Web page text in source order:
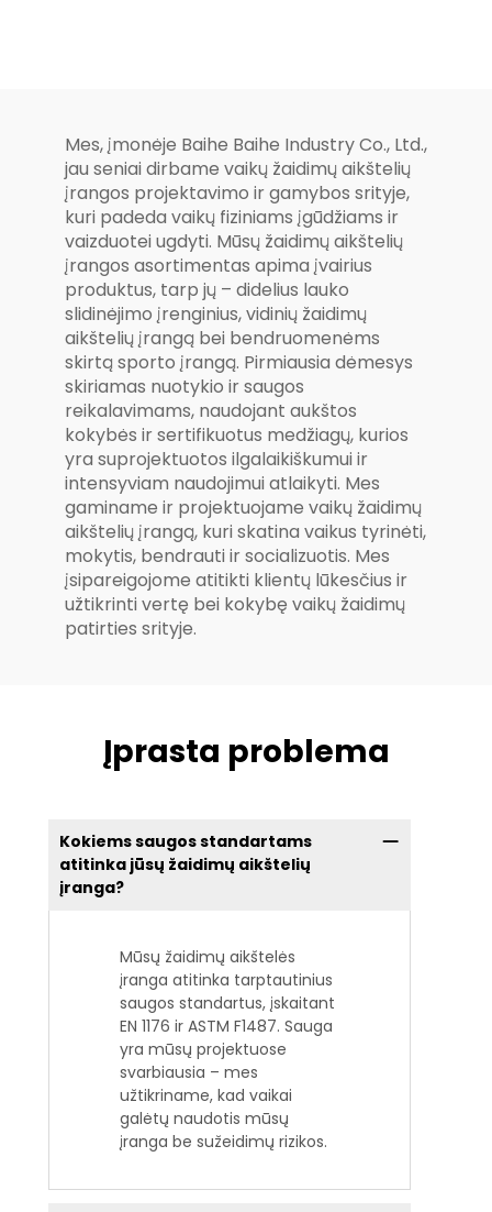
mašina
naudojimo parko
sportui
Mes, įmonėje Baihe Baihe Industry Co., Ltd.,
jau seniai dirbame vaikų žaidimų aikštelių
įrangos projektavimo ir gamybos srityje,
kuri padeda vaikų fiziniams įgūdžiams ir
vaizduotei ugdyti. Mūsų žaidimų aikštelių
įrangos asortimentas apima įvairius
produktus, tarp jų – didelius lauko
slidinėjimo įrenginius, vidinių žaidimų
aikštelių įrangą bei bendruomenėms
skirtą sporto įrangą. Pirmiausia dėmesys
skiriamas nuotykio ir saugos
reikalavimams, naudojant aukštos
kokybės ir sertifikuotus medžiagų, kurios
yra suprojektuotos ilgalaikiškumui ir
intensyviam naudojimui atlaikyti. Mes
gaminame ir projektuojame vaikų žaidimų
aikštelių įrangą, kuri skatina vaikus tyrinėti,
mokytis, bendrauti ir socializuotis. Mes
įsipareigojome atitikti klientų lūkesčius ir
užtikrinti vertę bei kokybę vaikų žaidimų
patirties srityje.
Įprasta problema
Kokiems saugos standartams
atitinka jūsų žaidimų aikštelių
įranga?
Mūsų žaidimų aikštelės
įranga atitinka tarptautinius
saugos standartus, įskaitant
EN 1176 ir ASTM F1487. Sauga
yra mūsų projektuose
svarbiausia – mes
užtikriname, kad vaikai
galėtų naudotis mūsų
įranga be sužeidimų rizikos.